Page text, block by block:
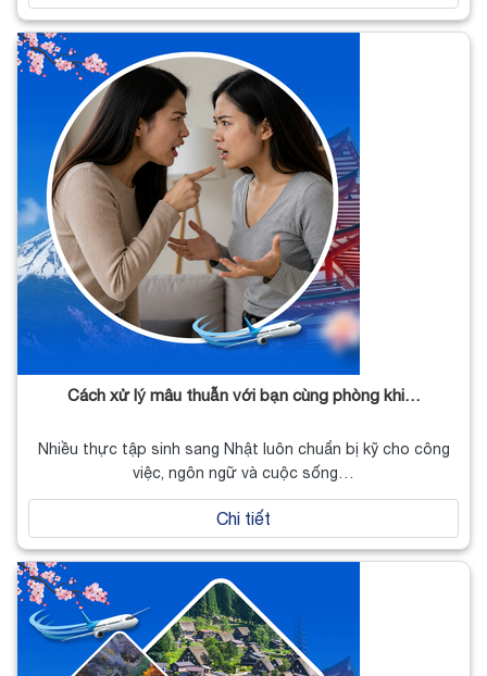
Cách xử lý mâu thuẫn với bạn cùng phòng khi…
Nhiều thực tập sinh sang Nhật luôn chuẩn bị kỹ cho công
việc, ngôn ngữ và cuộc sống…
Chi tiết